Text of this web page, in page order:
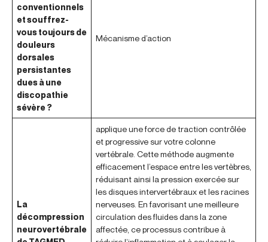
conventionnels
et souffrez-
vous toujours de
douleurs
dorsales
persistantes
dues à une
discopathie
sévère ?
Mécanisme d’action
La
décompression
neurovertébrale
applique une force de traction contrôlée
et progressive sur votre colonne
vertébrale. Cette méthode augmente
efficacement l’espace entre les vertèbres,
réduisant ainsi la pression exercée sur
les disques intervertébraux et les racines
nerveuses. En favorisant une meilleure
circulation des fluides dans la zone
affectée, ce processus contribue à